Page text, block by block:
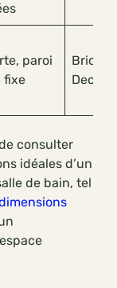
paroi
fixe
consulter
idéales d’un
de bain, tel